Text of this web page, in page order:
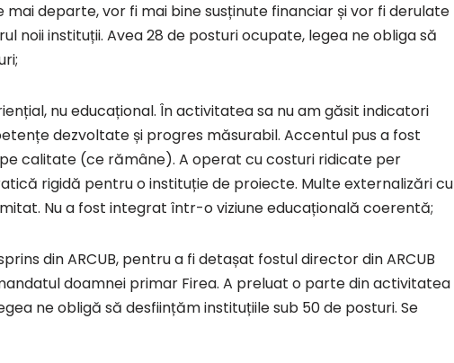
departe, vor fi mai bine susținute financiar și vor fi derulate
noii instituții. Avea 28 de posturi ocupate, legea ne obliga să
nu educațional. În activitatea sa nu am găsit indicatori
dezvoltate și progres măsurabil. Accentul pus a fost
calitate (ce rămâne). A operat cu costuri ridicate per
rigidă pentru o instituție de proiecte. Multe externalizări cu
Nu a fost integrat într-o viziune educațională coerentă;
din ARCUB, pentru a fi detașat fostul director din ARCUB
doamnei primar Firea. A preluat o parte din activitatea
ne obligă să desființăm instituțiile sub 50 de posturi. Se